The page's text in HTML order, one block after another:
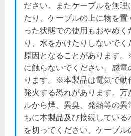
ださい。またケーブルを無
たり、ケーブルの上に物を置
った状態での使用もおやめ
り、水をかけたりしないで
原因となることがあります
に触らないでください。感
ります。※本製品は電気で動
発火する恐れがあります。
ルから煙、異臭、発熱等の
ちに本製品及び接続してい
を切ってください。ケーブ